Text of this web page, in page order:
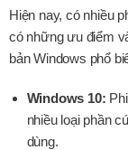
Hiện nay, có nhiều
có những ưu điểm
bản Windows phổ
Windows 10:
nhiều loại phần
dùng.